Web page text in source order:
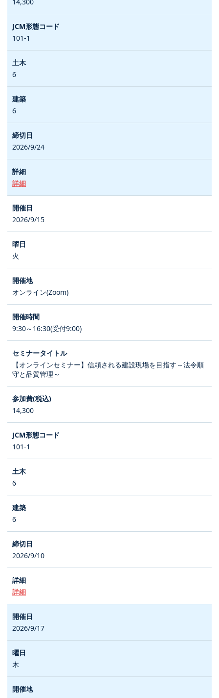
101-1
6
6
2026/9/24
詳細
2026/9/15
火
オンライン(Zoom)
9:30～16:30(受付9:00)
【オンラインセミナー】信頼される建設現場を目指す～法令順
守と品質管理～
14,300
101-1
6
6
2026/9/10
詳細
2026/9/17
木